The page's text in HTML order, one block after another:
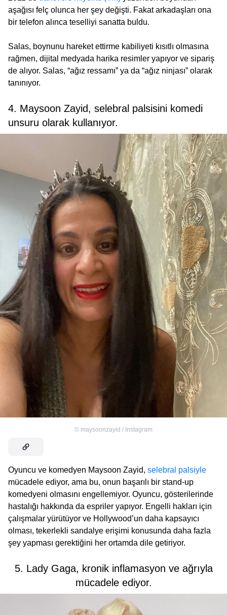
aşağısı felç olunca her şey değişti. Fakat arkadaşları ona
bir telefon alınca teselliyi sanatta buldu.
Salas, boynunu hareket ettirme kabiliyeti kısıtlı olmasına
rağmen, dijital medyada harika resimler yapıyor ve sipariş
de alıyor. Salas, “ağız ressamı” ya da “ağız ninjası” olarak
tanınıyor.
4. Maysoon Zayid, selebral palsisini komedi
unsuru olarak kullanıyor.
© maysoonzayid / Instagram
Oyuncu ve komedyen Maysoon Zayid, selebral palsiyle
mücadele ediyor, ama bu, onun başarılı bir stand-up
komedyeni olmasını engellemiyor. Oyuncu, gösterilerinde
hastalığı hakkında da espriler yapıyor. Engelli hakları için
çalışmalar yürütüyor ve Hollywood’un daha kapsayıcı
olması, tekerlekli sandalye erişimi konusunda daha fazla
şey yapması gerektiğini her ortamda dile getiriyor.
5. Lady Gaga, kronik inflamasyon ve ağrıyla
mücadele ediyor.